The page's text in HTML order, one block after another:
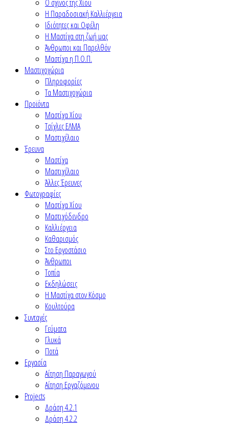
Ο σχίνος της Χίου
Η Παραδοσιακή Καλλιέργεια
Ιδιότητες και Οφέλη
Η Μαστίχα στη ζωή μας
Άνθρωποι και Παρελθόν
Μαστίχα η Π.Ο.Π.
Μαστιχοχώρια
Πληροφορίες
Τα Μαστιχοχώρια
Προϊόντα
Μαστίχα Χίου
Τσίχλες ΕΛΜΑ
Μαστιχέλαιο
Έρευνα
Μαστίχα
Μαστιχέλαιο
Άλλες Έρευνες
Φωτογραφίες
Μαστίχα Χίου
Μαστιχόδενδρο
Καλλιέργεια
Καθαρισμός
Στο Εργοστάσιο
Άνθρωποι
Τοπία
Εκδηλώσεις
Η Μαστίχα στον Κόσμο
Κουλτούρα
Συνταγές
Γεύματα
Γλυκά
Ποτά
Εργασία
Αίτηση Παραγωγού
Αίτηση Εργαζόμενου
Projects
Δράση 4.2.1
Δράση 4.2.2